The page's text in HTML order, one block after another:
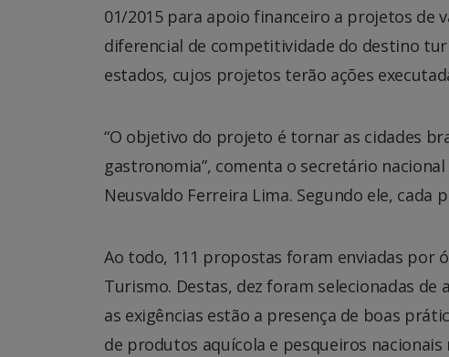
01/2015 para apoio financeiro a projetos de
diferencial de competitividade do destino
estados, cujos projetos terão ações
“O objetivo do projeto é tornar as cidades
gastronomia”, comenta o secretário
Neusvaldo Ferreira Lima. Segundo ele,
Ao todo, 111 propostas foram enviadas por
Turismo. Destas, dez foram selecionadas
as exigências estão a presença de boas
de produtos aquícola e pesqueiros